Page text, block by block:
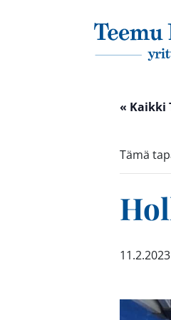
« Kaikki
Tämä